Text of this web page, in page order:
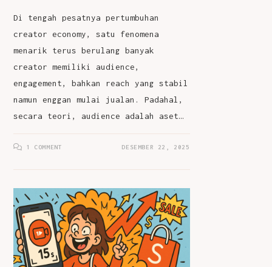
Di tengah pesatnya pertumbuhan
creator economy, satu fenomena
menarik terus berulang banyak
creator memiliki audience,
engagement, bahkan reach yang stabil
namun enggan mulai jualan. Padahal,
secara teori, audience adalah aset…
1 COMMENT DESEMBER 22, 2025